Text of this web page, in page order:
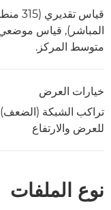
متوسط المركز.
خيارات العرض
تراكب الشبكة
للعرض والارتفاع
نوع الملفات